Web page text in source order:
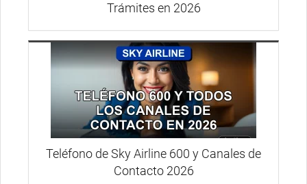
Trámites en 2026
Teléfono de Sky Airline 600 y Canales de
Contacto 2026